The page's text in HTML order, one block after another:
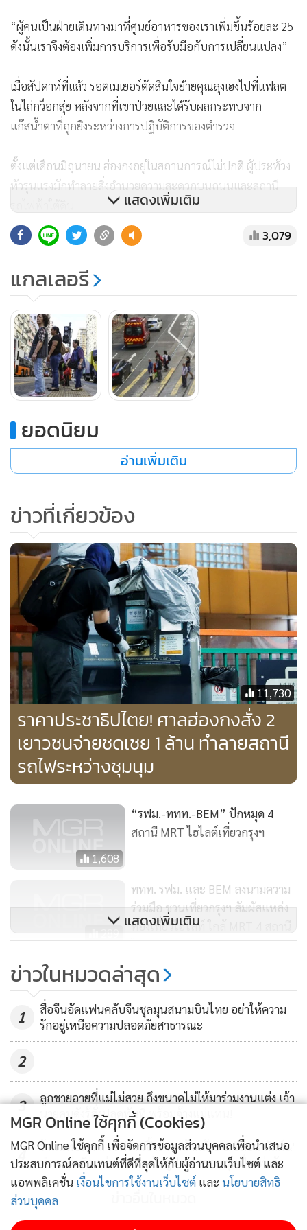
“ผู้คนเป็นฝ่ายเดินทางมาที่ศูนย์อาหารของเราเพิ่มขึ้นร้อยละ 25
ดังนั้นเราจึงต้องเพิ่มการบริการเพื่อรับมือกับการเปลี่ยนแปลง”
เมื่อสัปดาห์ที่แล้ว รอตเมเยอร์ตัดสินใจย้ายคุณลุงเฮงไปที่แฟลต
ในไถ่กว็อกสุ่ย หลังจากที่เขาป่วยและได้รับผลกระทบจาก
แก๊สน้ำตาที่ถูกยิงระหว่างการปฏิบัติการของตำรวจ
ตั้งแต่เดือนมิถุนายน ฮ่องกงอยู่ในสถานการณ์ไม่ปกติ ผู้ประท้วง
หัวรุนแรงมักทำลายสิ่งอำนวยความสะดวกบนถนนและสถานี
รถไฟฟ้าใต้ดิน
ธุรกิจและภาคประชาสังคม รวมถึงกลุ่มคนชายขอบ เช่น ผู้สูงอายุ
ผู้พิการและผู้ด้อยโอกาส
“เราไม่ค่อยนึกถึงคนไร้บ้านที่มีชีวิตยากลำบาก พวกเขาเป็น
ชุมชนที่ถูกลืมและถูกทอดทิ้งเสมอ” รอตเมเยอร์กล่าวและ
ยอมรับว่า “การประท้วงส่งผลกระทบต่อทุกคนในฮ่องกง แต่คน
กลุ่มนี้ยิ่งจะทุกข์ทรมานมากขึ้น”
นายจอห์น ลี รัฐมนตรีฝ่ายความมั่นคงของฮ่องกง กล่าวว่าตั้งแต่
เดือนมิถุนายนถึงสิ้นเดือนตุลาคม สัญญาณไฟจราจร 460 ชุด
และบล็อกปูพื้นประมาณ 2,900 ตารางเมตรถูกรื้อทำลาย
ตามที่รัฐบาลระบุฯ ตั้งแต่เดือนมิถุนายนจนถึงสิ้นเดือนตุลาคม มี
สัญญาณไฟจราจร 460 ชุดและไฟตามถนน 40 สายถูกทำลาย
(ภาพเซาท์ไชน่ามอร์นิงโพสต์)
รายงานข่าวกล่าวว่า เมื่อวันที่ 27 พฤศจิกายนที่ผ่านมา ชายอายุ
68 ปี ในรถเข็นไฟฟ้า โดนรถบรรทุกชนเสียชีวิตที่ถิ่นโส่ยไว
อุบัติเหตุร้ายแรงเกิดขึ้นที่ทางแยกเหตุจากสัญญาณไฟจราจร
ชำรุดรอการซ่อมหลังจากผู้ประท้วงทำลายเสียหาย
เทเรซา ลี นักสังคมสงเคราะห์สมาคมคนตาบอดแห่งฮ่องกง กล่าว
ว่า ทางเท้าและอิฐที่เสียหาย ราวโลหะกั้นทางที่ขาดหายไป ตลอด
จนร่องรอยการทำลายทำให้ชีวิตประชากรผู้พิการของฮ่องกงยิ่ง
“ลิฟต์และสิ่งอำนวยความสะดวกอื่น ๆ บนท้องถนนและสถานี
รถไฟฟ้าใต้ดินเสียหายหลายแห่ง ทำให้คนพิการไม่สะดวกในการ
เดินทาง บางครั้งไม่กล้าไปไหนอยู่คนเดียวในบ้าน” นัก
สังคมสงเคราะห์กล่าว
“คนตาบอดอาจก้าวพลาดสะดุดเข้าไปในร่องอิฐปูพื้นที่หายไป
หรือไม่รู้ว่าต้องเลี้ยวเมื่อไหร่ เพราะไม้เท้าของพวกเขาจะไม่แตะ
ราวเหล็กตามทางเท้า ฯลฯ”
ลี กล่าวว่าเมื่อเดือนที่แล้วองค์กรของเธอต้องยกเลิกการฝึกอบรม
ทั้งหมดสำหรับคนตาบอด 120 คน
“สิ่งที่เราทำได้คือการทำให้แน่ใจว่าคนพิการที่อาศัยอยู่ในสถานที่
แสดงเพิ่มเติม
3,079
แกลเลอรี
ยอดนิยม
อ่านเพิ่มเติม
ข่าวที่เกี่ยวข้อง
11,730
ราคาประชาธิปไตย! ศาลฮ่องกงสั่ง 2
เยาวชนจ่ายชดเชย 1 ล้าน ทำลายสถานี
รถไฟระหว่างชุมนุม
1,608
“รฟม.-ททท.-BEM” ปักหมุด 4
สถานี MRT ไฮไลต์เที่ยวกรุงฯ
289
ททท. รฟม. และ BEM ลงนามความ
ร่วมมือ ชวนเที่ยวกรุงฯ สัมผัสแหล่ง
ท่องเที่ยวไฮไลท์ ใกล้ MRT 4 สถานี
ใหม่
456
เอกชนผนึกพลังปั้น TRBN หนุนทำ
ธุรกิจอย่างรับผิดชอบ ดึงทุกภาคส่วน
ร่วมเครือข่ายสร้างความยั่งยืน
แสดงเพิ่มเติม
ข่าวในหมวดล่าสุด
1
สื่อจีนอัดแฟนคลับจีนชุลมุนสนามบินไทย อย่าให้ความ
รักอยู่เหนือความปลอดภัยสาธารณะ
2
3
ลูกชายอายที่แม่ไม่สวย ถึงขนาดไม่ให้มาร่วมงานแต่ง เจ้า
นายคนดังรู้สั่งปลดทันที พร้อมจ้างแม่แทน!
4
ร้านแทบแตก! เชฟร้านปิ้งย่างหน้าคล้าย &'อีลอน มัสก์&'
ทำคนต่อคิวแน่น แห่ขอถ่ายรูป-ยอดขายพุ่งเป็นเท่าตัว
MGR Online ใช้คุกกี้ (Cookies)
MGR Online ใช้คุกกี้ เพื่อจัดการข้อมูลส่วนบุคคลเพื่อนำเสนอ
ประสบการณ์คอนเทนต์ที่ดีที่สุดให้กับผู้อ่านบนเว็บไซต์ และ
แอพพลิเคชั่น เงื่อนไขการใช้งานเว็บไซต์ และ นโยบายสิทธิ
ส่วนบุคคล